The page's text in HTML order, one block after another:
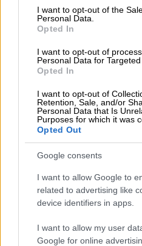
consent section.
I want to opt-out of the
Personal Data.
Opted In
I want to opt-out of
Personal Data for Targeted
Opted In
I want to opt-out of
Retention, Sale, and/or
Personal Data that Is
Purposes for which it was
Opted Out
Google consents
I want to allow Google to
related to advertising like
device identifiers in apps.
I want to allow my user
Google for online
εξωτερικούς
επιβάλλονται και
επιστήμονες που
αρθεί το μέτρο.
πρέπει να γίνει
εβδομάδες.
Να επιτραπούν
ψυχαγωγία και οι
συνεδρίασή τους
έδωσαν το
υπάρχει
τραπέζι, με
στην πράξη τα
ψυχαγωγία και
Θετικά απάντησαν